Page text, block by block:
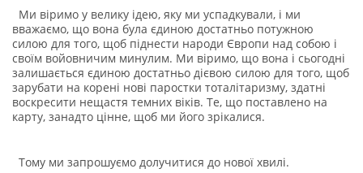
Ми віримо у велику ідею, яку ми успадкували, і ми
вважаємо, що вона була єдиною достатньо потужною
силою для того, щоб піднести народи Європи над собою і
своїм войовничим минулим. Ми віримо, що вона і сьогодні
залишається єдиною достатньо дієвою силою для того, щоб
зарубати на корені нові паростки тоталітаризму, здатні
воскресити нещастя темних віків. Те, що поставлено на
карту, занадто цінне, щоб ми його зрікалися.
Тому ми запрошуємо долучитися до нової хвилі.